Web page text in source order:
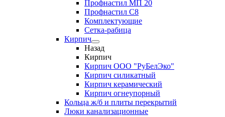
Профнастил МП 20
Профнастил С8
Комплектующие
Сетка-рабица
Кирпич
Назад
Кирпич
Кирпич ООО "РуБелЭко"
Кирпич силикатный
Кирпич керамический
Кирпич огнеупорный
Кольца ж/б и плиты перекрытий
Люки канализационные